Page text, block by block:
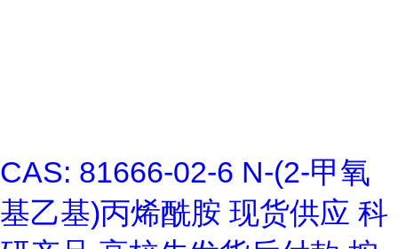
CAS: 81666-02-6 N-(2-甲氧
基乙基)丙烯酰胺 现货供应 科